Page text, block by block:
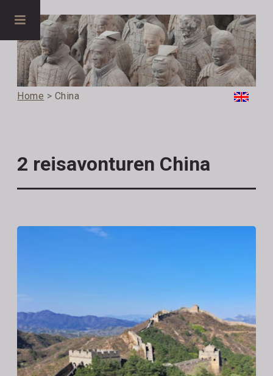
Home > China
2 reisavonturen China